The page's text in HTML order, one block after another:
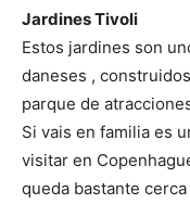
Jardines Tivoli
Estos jardines son
daneses ,
parque de
Si vais en familia es
visitar en
queda bastante